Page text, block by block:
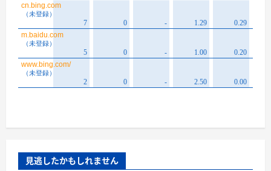
見逃したかもしれません